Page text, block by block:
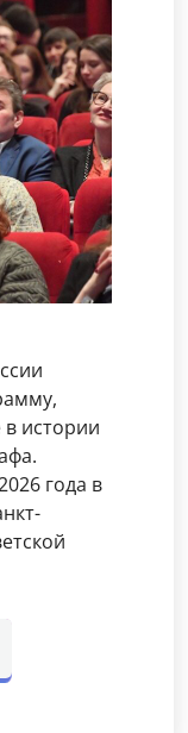
истории
года в